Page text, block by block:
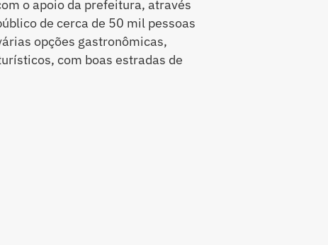
o apoio da prefeitura, através
de cerca de 50 mil pessoas
opções gastronômicas,
com boas estradas de